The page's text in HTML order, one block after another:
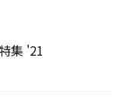
集 '21